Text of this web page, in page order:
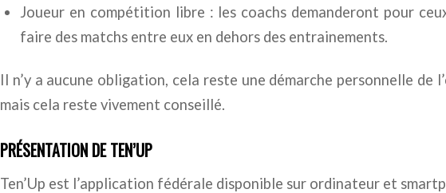
Joueur en compétition libre : les coachs demanderont pour
faire des matchs entre eux en dehors des entrainements.
Il n’y a aucune obligation, cela reste une démarche personnelle de
mais cela reste vivement conseillé.
PRÉSENTATION DE TEN’UP
Ten’Up est l’application fédérale disponible sur ordinateur et